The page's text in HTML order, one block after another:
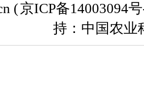
(京ICP备14003094
持：中国农